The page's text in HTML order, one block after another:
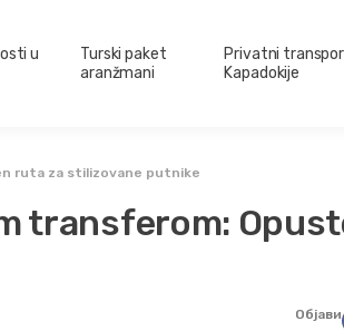
u
Turski paket
aranžmani
Privatni
Kapadokije
ruta za stilizovane putnike
transferom:
Објави